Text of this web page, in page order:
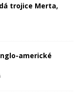
trojice Merta,
americké